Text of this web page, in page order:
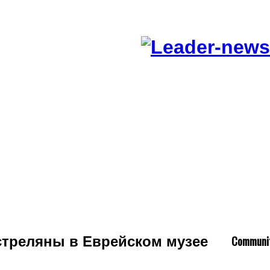
в Еврейском музее C